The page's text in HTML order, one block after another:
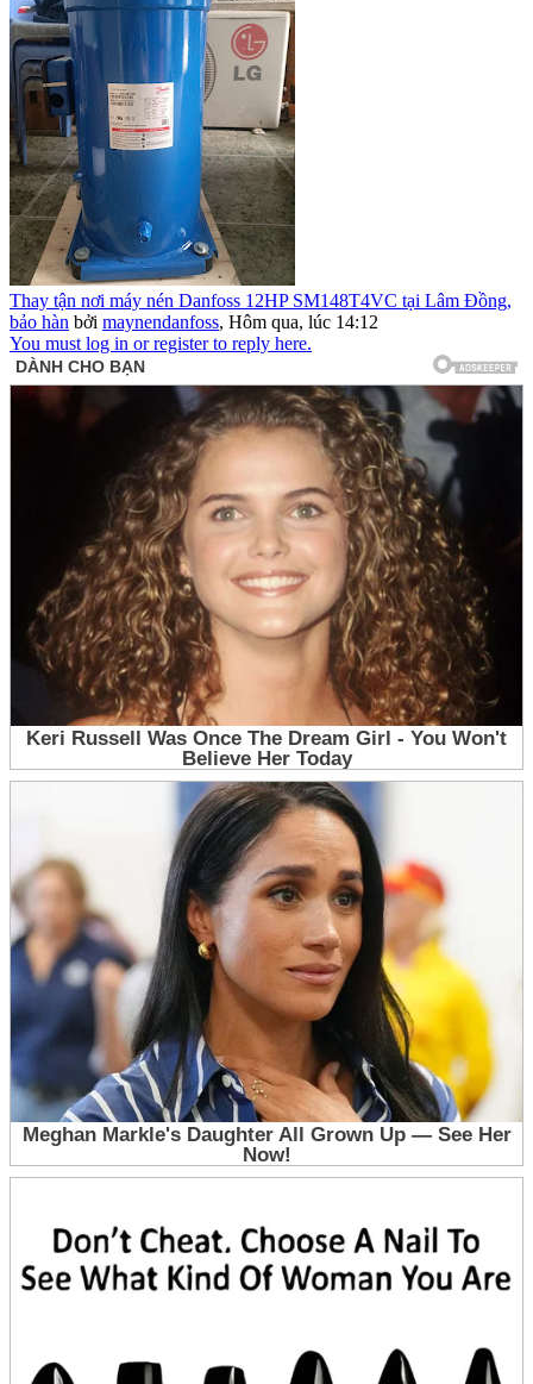
Thay tận nơi máy nén Danfoss 12HP SM148T4VC tại Lâm Đồng,
bảo hàn bởi maynendanfoss, Hôm qua, lúc 14:12
You must log in or register to reply here.